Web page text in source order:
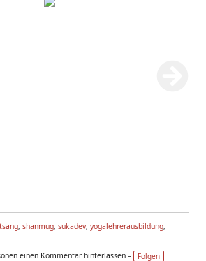
, shanmug, sukadev, yogalehrerausbildung,
einen Kommentar hinterlassen –
Folgen